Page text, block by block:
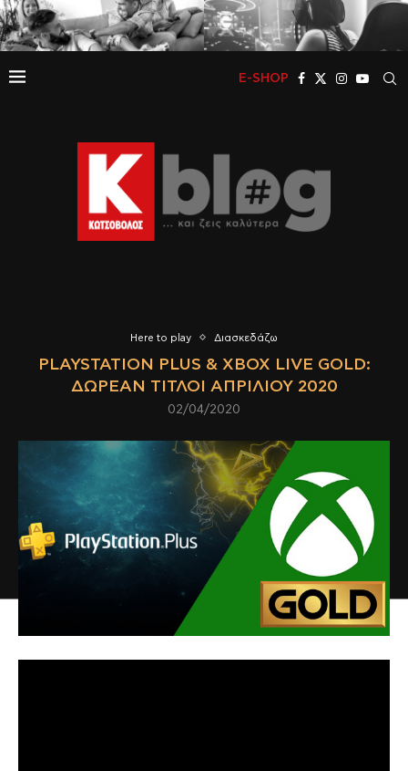
E-SHOP
Here to play Διασκεδάζω
PLAYSTATION PLUS & XBOX LIVE GOLD:
ΔΩΡΕΆΝ ΤΊΤΛΟΙ ΑΠΡΙΛΊΟΥ 2020
02/04/2020